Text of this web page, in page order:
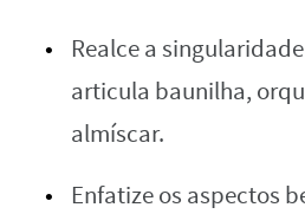
Realce a
articula baunilha,
almíscar.
Enfatize os aspectos